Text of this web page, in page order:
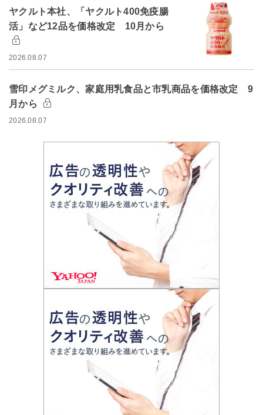
ヤクルト本社、「ヤクルト400免疫腸
活」など12品を価格改定 10月から
2026.08.07
雪印メグミルク、家庭用乳食品と市乳商品を価格改定 9
月から
2026.08.07